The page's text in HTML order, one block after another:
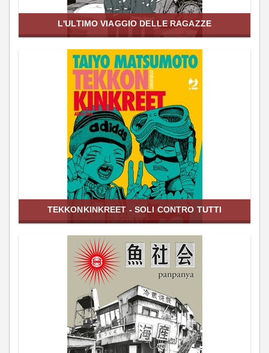
L'ULTIMO VIAGGIO DELLE RAGAZZE
TEKKONKINKREET - SOLI CONTRO TUTTI